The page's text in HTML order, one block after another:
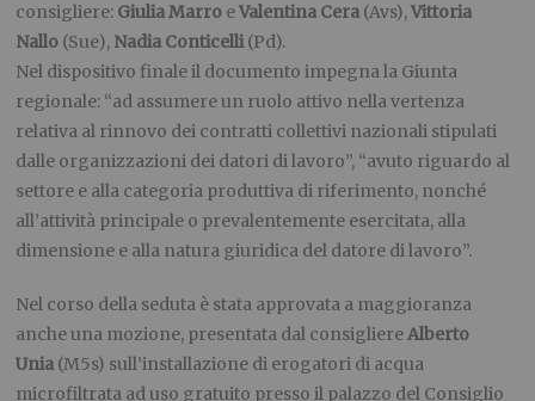
consigliere: Giulia Marro eValentina Cera (Avs),Vittoria
Nallo (Sue), Nadia Conticelli(Pd).
Nel dispositivo finale il documento impegna la Giunta
regionale: “ad assumere un ruolo attivo nella vertenza
relativa al rinnovo dei contratti collettivi nazionali stipulati
dalle organizzazioni dei datori di lavoro”, “avuto riguardo al
settore e alla categoria produttiva di riferimento, nonché
all’attività principale o prevalentemente esercitata, alla
dimensione e alla natura giuridica del datore di lavoro”.
Nel corso della seduta è stata approvata a maggioranza
anche una mozione, presentata dal consigliereAlberto
Unia (M5s) sull’installazione di erogatori di acqua
microfiltrata ad uso gratuito presso il palazzo del Consiglio